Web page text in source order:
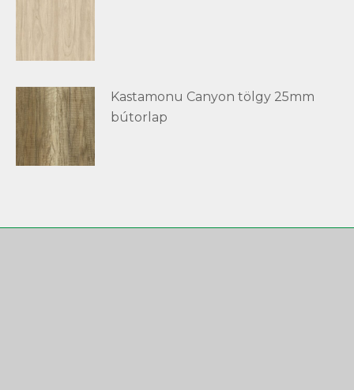
Kastamonu Canyon tölgy 25mm
bútorlap